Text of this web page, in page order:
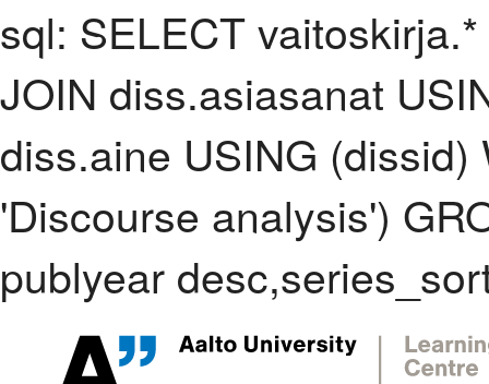
sql: SELECT
JOIN diss.asiasanat
diss.aine USING
'Discourse analysis')
publyear